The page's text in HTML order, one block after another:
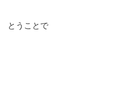
とうことで